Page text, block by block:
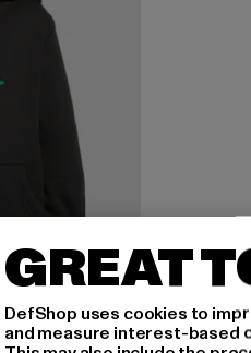
GREAT
DefShop uses cookies to
and measure interest-based